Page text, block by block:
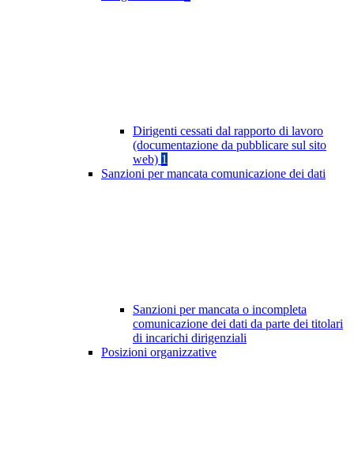
Dirigenti cessati dal rapporto di lavoro
(documentazione da pubblicare sul sito
web) 1
Sanzioni per mancata comunicazione dei dati
Sanzioni per mancata o incompleta
comunicazione dei dati da parte dei titolari
di incarichi dirigenziali
Posizioni organizzative